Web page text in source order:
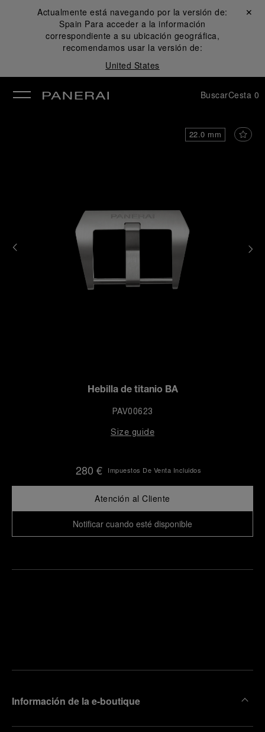
Actualmente está navegando por la versión de:
Spain Para acceder a la información
correspondiente a su ubicación geográfica,
recomendamos usar la versión de:
United States
Cerrar ✕
BuscarCesta 0
22.0 mm
Hebilla de titanio BA
PAV00623
Size guide
280 € Impuestos De Venta Incluidos
Atención al Cliente
Notificar cuando esté disponible
Información de la e-boutique